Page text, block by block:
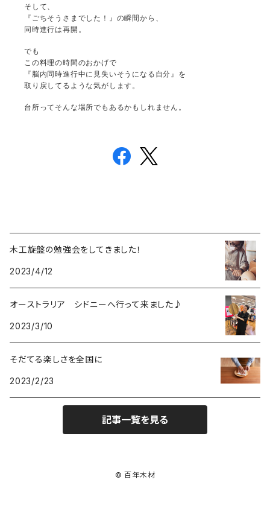
そして、
『ごちそうさまでした！』の瞬間から、
同時進行は再開。
でも
この料理の時間のおかげで
『脳内同時進行中に見失いそうになる自分』を
取り戻してるような気がします。
台所ってそんな場所でもあるかもしれません。
木工旋盤の勉強会をしてきました！
2023/4/12
オーストラリア シドニーへ行って来ました♪
2023/3/10
そだてる楽しさを全国に
2023/2/23
記事一覧を見る
© 百年木材